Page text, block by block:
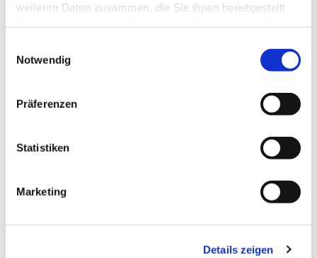
weiteren Daten zusammen, die Sie ihnen bereitgestellt
Notwendig
Präferenzen
Statistiken
Marketing
Details zeigen
Pfarrzentrum St. Dionysius,